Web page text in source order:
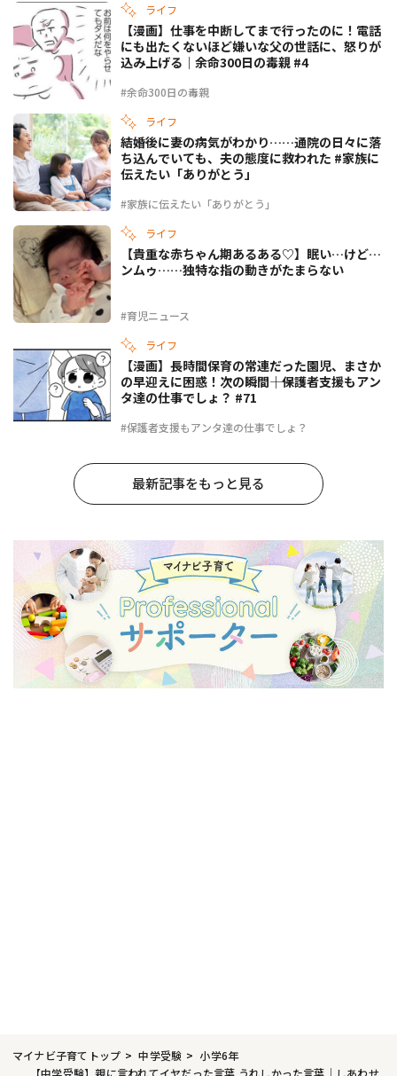
ライフ
#余命300日の毒親
【漫画】仕事を中断してまで行ったのに！電話
にも出たくないほど嫌いな父の世話に、怒りが
込み上げる｜余命300日の毒親 #4
ライフ
#家族に伝えたい「ありがとう」
結婚後に妻の病気がわかり……通院の日々に落
ち込んでいても、夫の態度に救われた #家族に
伝えたい「ありがとう」
ライフ
#育児ニュース
【貴重な赤ちゃん期あるある♡】眠い…けど…
ンムゥ……独特な指の動きがたまらない
ライフ
#保護者支援もアンタ達の仕事でしょ？
【漫画】長時間保育の常連だった園児、まさか
の早迎えに困惑！次の瞬間――｜保護者支援もアン
タ達の仕事でしょ？ #71
最新記事をもっと見る
マイナビ子育てトップ 中学受験
小学6年
【中学受験】親に言われてイヤだった言葉 うれしかった言葉｜しあわせ